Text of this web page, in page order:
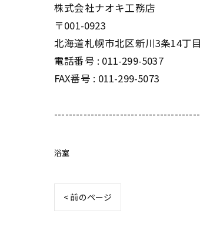
株式会社ナオキ工務店
〒001-0923
北海道札幌市北区新川3条14丁
電話番号 : 011-299-5037
FAX番号 : 011-299-5073
浴室
< 前のページ